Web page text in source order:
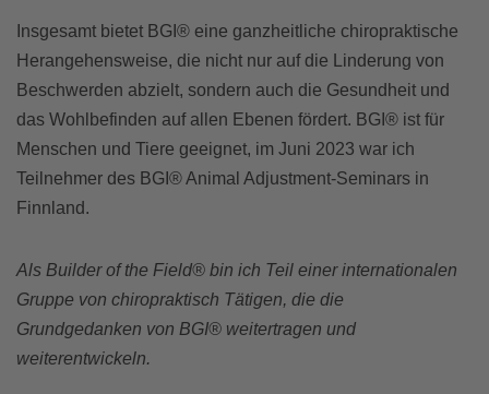
Insgesamt bietet BGI® eine ganzheitliche chiropraktische
Herangehensweise, die nicht nur auf die Linderung von
Beschwerden abzielt, sondern auch die Gesundheit und
das Wohlbefinden auf allen Ebenen fördert. BGI® ist für
Menschen und Tiere geeignet, im Juni 2023 war ich
Teilnehmer des BGI® Animal Adjustment-Seminars in
Finnland.
Als Builder of the Field® bin ich Teil einer internationalen
Gruppe von chiropraktisch Tätigen, die die
Grundgedanken von BGI® weitertragen und
weiterentwickeln.